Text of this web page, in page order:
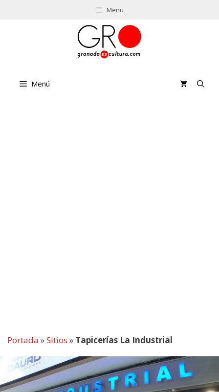
Menu
Menú
Portada »Sitios » Tapicerías La Industrial